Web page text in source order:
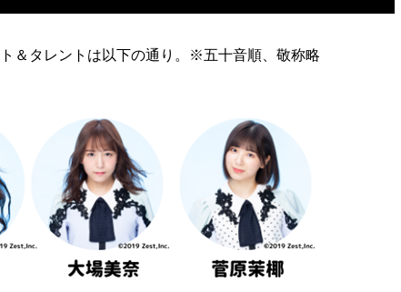
＆タレントは以下の通り。※五十音順、敬称略